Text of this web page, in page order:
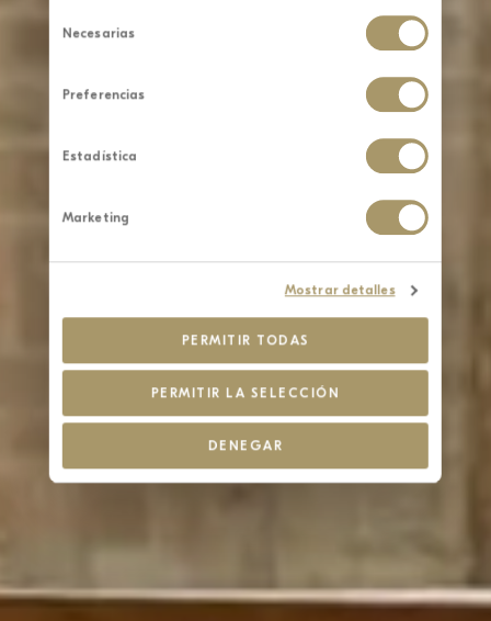
de
consentimiento
Necesarias
Preferencias
Estadística
Marketing
Mostrar detalles
PERMITIR TODAS
PERMITIR LA SELECCIÓN
DENEGAR